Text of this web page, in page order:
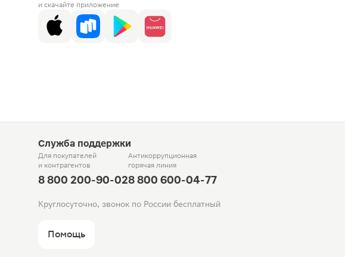
и скачайте приложение
Служба поддержки
Для покупателей
и контрагентов
8 800 200-90-02
Антикоррупционная
горячая линия
8 800 600-04-77
Круглосуточно, звонок по России бесплатный
Помощь